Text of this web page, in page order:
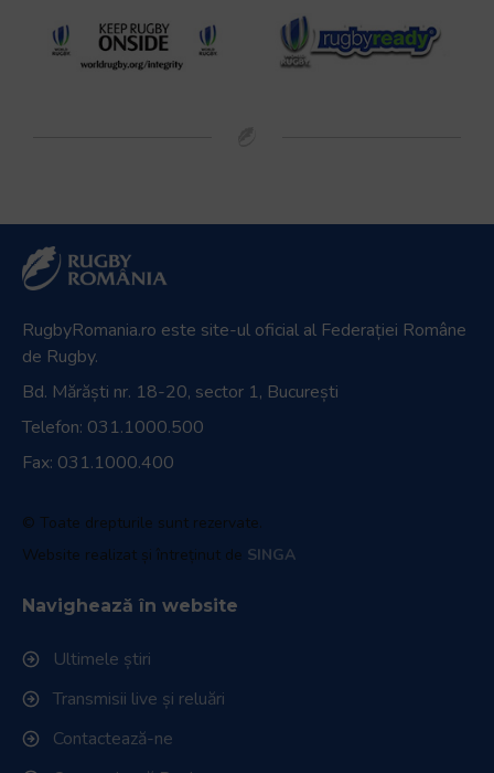
RugbyRomania.ro este site-ul oficial al Federației Române
de Rugby.
Bd. Mărăști nr. 18-20, sector 1, București
Telefon: 031.1000.500
Fax: 031.1000.400
© Toate drepturile sunt rezervate.
Website realizat și întreținut de SINGA
Navighează în website
Ultimele știri
Transmisii live și reluări
Contactează-ne